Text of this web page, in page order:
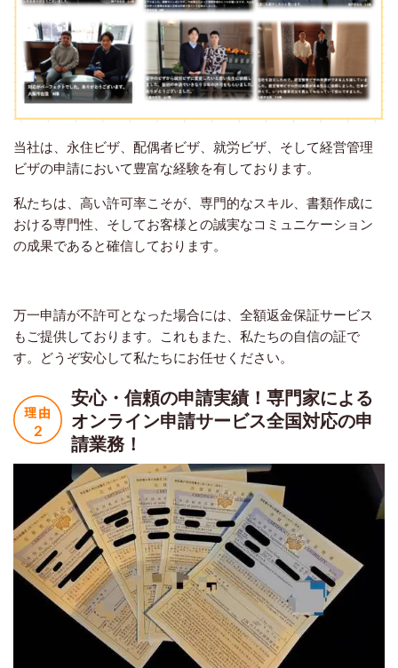
当社は、永住ビザ、配偶者ビザ、就労ビザ、そして経営管理
ビザの申請において豊富な経験を有しております。
私たちは、高い許可率こそが、専門的なスキル、書類作成に
おける専門性、そしてお客様との誠実なコミュニケーション
の成果であると確信しております。
万一申請が不許可となった場合には、全額返金保証サービス
もご提供しております。これもまた、私たちの自信の証で
す。どうぞ安心して私たちにお任せください。
安心・信頼の申請実績！ 専門家による
オンライン申請サービス全国対応の申
請業務！